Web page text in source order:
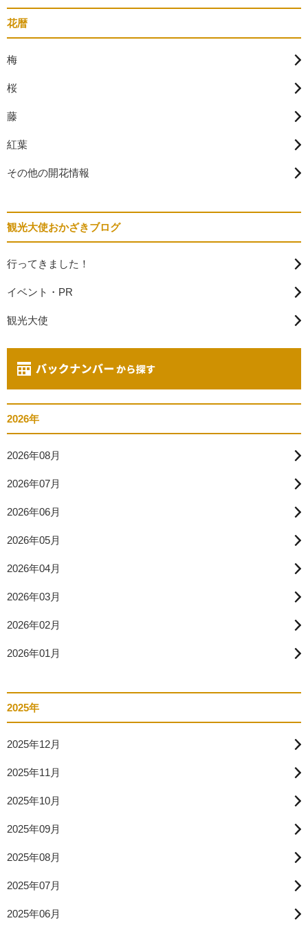
花暦
梅
桜
藤
紅葉
その他の開花情報
観光大使おかざきブログ
行ってきました！
イベント・PR
観光大使
2026年
2026年08月
2026年07月
2026年06月
2026年05月
2026年04月
2026年03月
2026年02月
2026年01月
2025年
2025年12月
2025年11月
2025年10月
2025年09月
2025年08月
2025年07月
2025年06月